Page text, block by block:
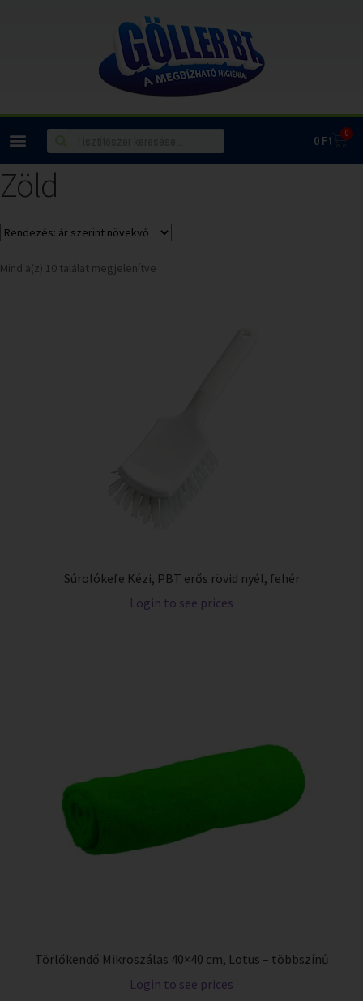
0Ft 0
Zöld
Mind a(z) 10 találat megjelenítve
Súrolókefe Kézi, PBT erős rövid nyél, fehér
Login to see prices
Törlőkendő Mikroszálas 40×40 cm, Lotus – többszínű
Login to see prices